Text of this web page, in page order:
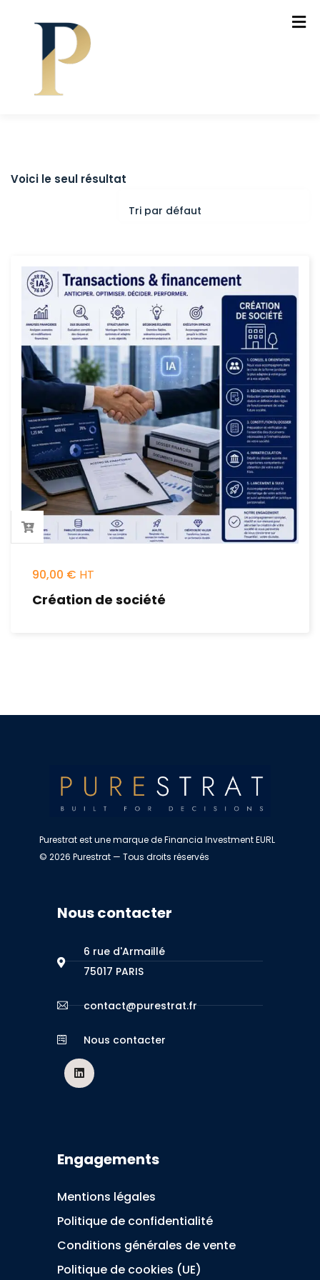
Voici le seul résultat
90,00 €
Création de société
Purestrat est une marque de Financia Investment EURL
© 2026 Purestrat — Tous droits réservés
Nous contacter
6 rue d'Armaillé
75017 PARIS
contact@purestrat.fr
Nous contacter
Engagements
Mentions légales
Politique de confidentialité
Conditions générales de vente
Politique de cookies (UE)